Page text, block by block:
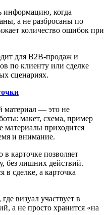
информацию, когда
а не разбросаны по
количество ошибок при
для B2B-продаж и
по клиенту или сделке
сценариях.
материал — это не
макет, схема, пример
материалы приходится
и внимание.
карточке позволяет
без лишних действий.
в сделке, а карточка
визуал участвует в
а не просто хранится «на